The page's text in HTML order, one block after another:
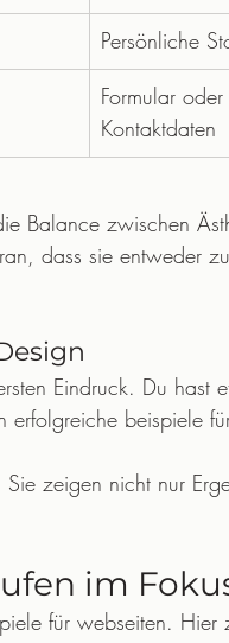
Persönliche
Formular
Kontaktdaten
Balance zwischen
dass sie entweder
Eindruck. Du hast
erfolgreiche beispiele
zeigen nicht nur
im
für webseiten. Hier